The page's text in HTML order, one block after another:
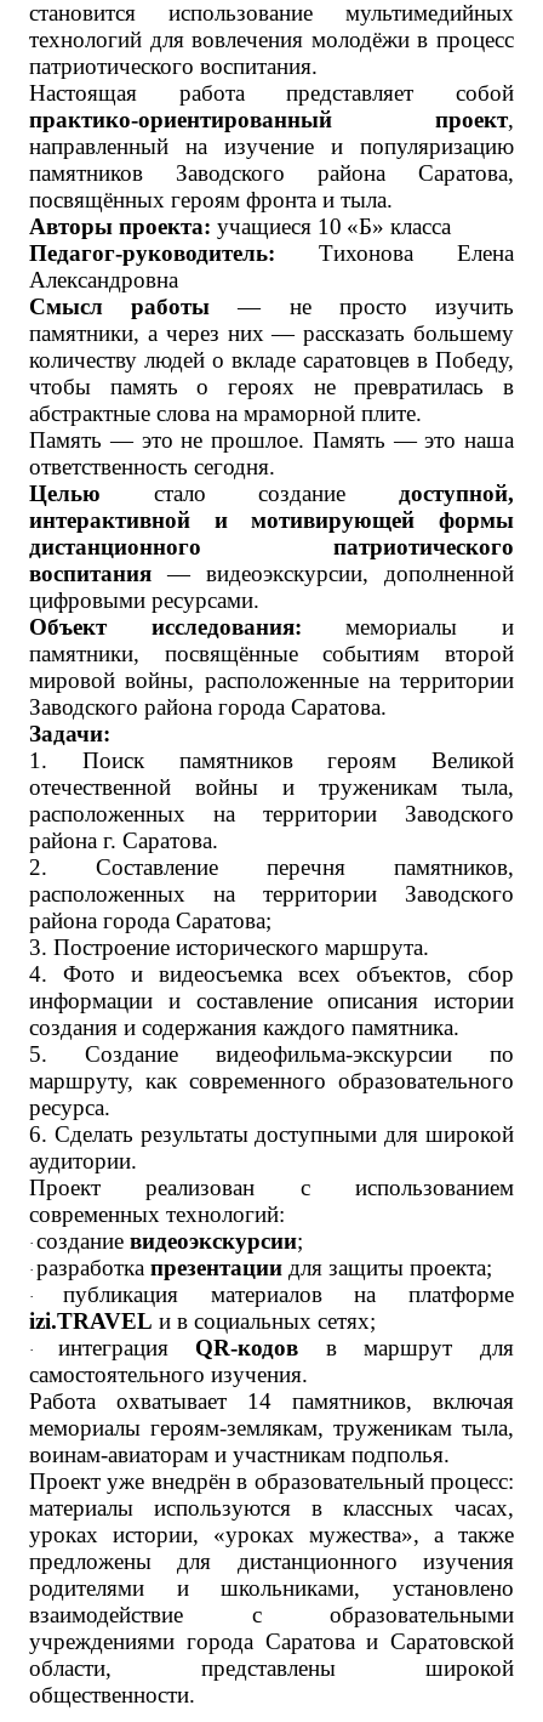
становится использование мультимедийных
технологий для вовлечения молодёжи в процесс
патриотического воспитания.
Настоящая работа представляет собой
практико-ориентированный проект,
направленный на изучение и популяризацию
памятников Заводского района Саратова,
посвящённых героям фронта и тыла.
Авторы проекта: учащиеся 10 «Б» класса
Педагог-руководитель: Тихонова Елена
Александровна
Смысл работы — не просто изучить
памятники, а через них — рассказать большему
количеству людей о вкладе саратовцев в Победу,
чтобы память о героях не превратилась в
абстрактные слова на мраморной плите.
Память — это не прошлое. Память — это наша
ответственность сегодня.
Целью стало создание доступной,
интерактивной и мотивирующей формы
дистанционного патриотического
воспитания — видеоэкскурсии, дополненной
цифровыми ресурсами.
Объект исследования: мемориалы и
памятники, посвящённые событиям второй
мировой войны, расположенные на территории
Заводского района города Саратова.
Задачи:
1. Поиск памятников героям Великой
отечественной войны и труженикам тыла,
расположенных на территории Заводского
района г. Саратова.
2. Составление перечня памятников,
расположенных на территории Заводского
района города Саратова;
3. Построение исторического маршрута.
4. Фото и видеосъемка всех объектов, сбор
информации и составление описания истории
создания и содержания каждого памятника.
5. Создание видеофильма-экскурсии по
маршруту, как современного образовательного
ресурса.
6. Сделать результаты доступными для широкой
аудитории.
Проект реализован с использованием
современных технологий:
· создание видеоэкскурсии;
· разработка презентации для защиты проекта;
·
публикация материалов на платформе
izi.TRAVEL и в социальных сетях;
· интеграция QR-кодов в маршрут для
самостоятельного изучения.
Работа охватывает 14 памятников, включая
мемориалы героям-землякам, труженикам тыла,
воинам-авиаторам и участникам подполья.
Проект уже внедрён в образовательный процесс:
материалы используются в классных часах,
уроках истории, «уроках мужества», а также
предложены для дистанционного изучения
родителями и школьниками, установлено
взаимодействие с образовательными
учреждениями города Саратова и Саратовской
области, представлены широкой
общественности.